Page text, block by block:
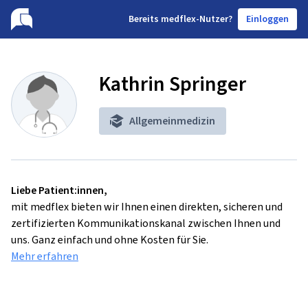
Bereits medflex-Nutzer? Einloggen
Kathrin Springer
Allgemeinmedizin
Liebe Patient:innen,
mit medflex bieten wir Ihnen einen direkten, sicheren und
zertifizierten Kommunikationskanal zwischen Ihnen und
uns. Ganz einfach und ohne Kosten für Sie.
Mehr erfahren